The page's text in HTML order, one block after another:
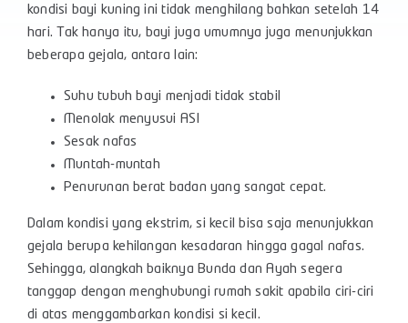
kondisi bayi kuning ini tidak menghilang bahkan setelah 14
hari. Tak hanya itu, bayi juga umumnya juga menunjukkan
beberapa gejala, antara lain:
Suhu tubuh bayi menjadi tidak stabil
Menolak menyusui ASI
Sesak nafas
Muntah-muntah
Penurunan berat badan yang sangat cepat.
Dalam kondisi yang ekstrim, si kecil bisa saja menunjukkan
gejala berupa kehilangan kesadaran hingga gagal nafas.
Sehingga, alangkah baiknya Bunda dan Ayah segera
tanggap dengan menghubungi rumah sakit apabila ciri-ciri
di atas menggambarkan kondisi si kecil.